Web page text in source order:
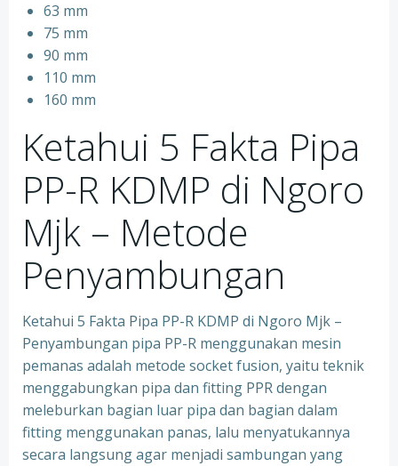
63 mm
75 mm
90 mm
110 mm
160 mm
Ketahui 5 Fakta Pipa
PP-R KDMP di Ngoro
Mjk – Metode
Penyambungan
Ketahui 5 Fakta Pipa PP-R KDMP di Ngoro Mjk –
Penyambungan pipa PP-R menggunakan mesin
pemanas adalah metode socket fusion, yaitu teknik
menggabungkan pipa dan fitting PPR dengan
meleburkan bagian luar pipa dan bagian dalam
fitting menggunakan panas, lalu menyatukannya
secara langsung agar menjadi sambungan yang